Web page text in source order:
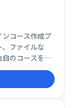
コース作成プ
ファイルな
自のコースを設
信も自由にカス
、進捗レポー
を支援します。